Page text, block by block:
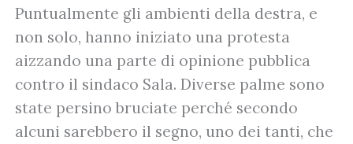
Puntualmente gli ambienti della destra, e
non solo, hanno iniziato una protesta
aizzando una parte di opinione pubblica
contro il sindaco Sala. Diverse palme sono
state persino bruciate perché secondo
alcuni sarebbero il segno, uno dei tanti, che